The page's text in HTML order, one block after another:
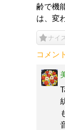
齢で機
は、変
ナイ
コメン